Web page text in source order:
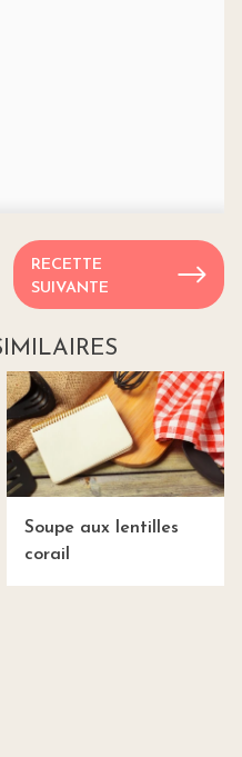
RECETTE
SUIVANTE
Soupe aux lentilles
corail